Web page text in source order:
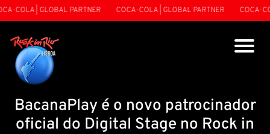
COLA | GLOBAL PARTNER COCA-COLA | GLOBAL PARTNER COCA-
BacanaPlay é o novo patrocinador
oficial do Digital Stage no Rock in